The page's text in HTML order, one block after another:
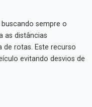
sempre o
as distâncias
de rotas. Este recurso
evitando desvios de